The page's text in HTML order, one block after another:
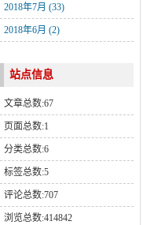
2018年7月 (33)
2018年6月 (2)
站点信息
文章总数:67
页面总数:1
分类总数:6
标签总数:5
评论总数:707
浏览总数:414842